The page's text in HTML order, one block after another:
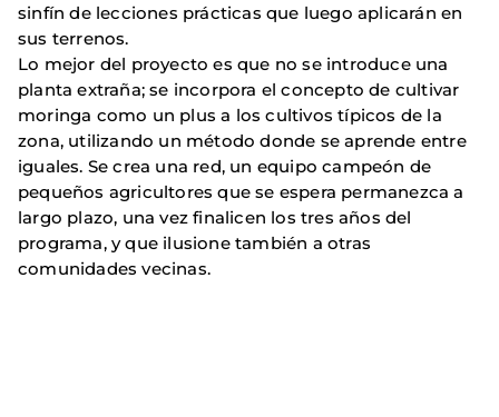
sinfín de lecciones prácticas que luego aplicarán en
sus terrenos.
Lo mejor del proyecto es que no se introduce una
planta extraña; se incor­pora el concepto de cultivar
moringa como un plus a los cultivos típicos de la
zona, utilizando un método donde se aprende entre
iguales. Se crea una red, un equipo campeón de
pequeños agricultores que se espera permanezca a
largo plazo, una vez finalicen los tres años del
programa, y que ilusione tam­bién a otras
comunidades vecinas.